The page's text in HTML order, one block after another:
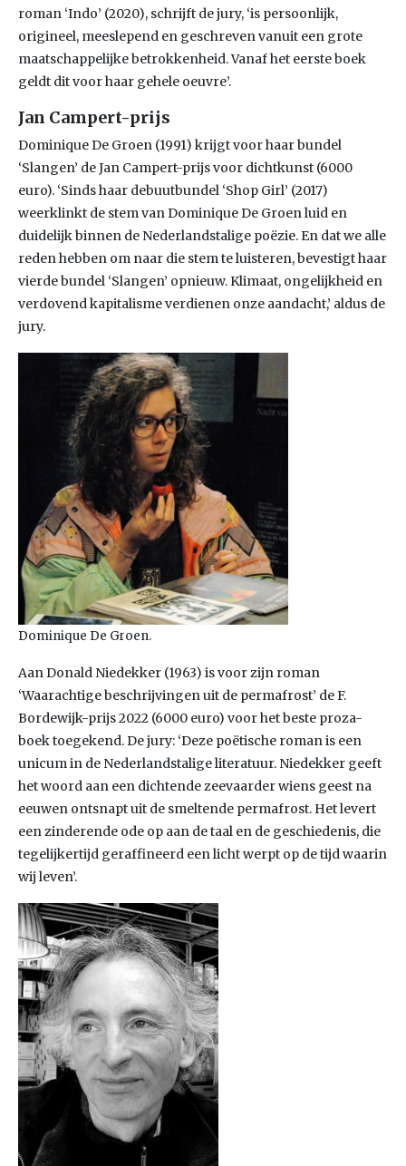
roman ‘Indo’ (2020), schrijft de jury, ‘is persoonlijk,
origineel, meeslepend en geschreven vanuit een grote
maatschappelijke betrokkenheid. Vanaf het eerste boek
geldt dit voor haar gehele oeuvre’.
Jan Campert-prijs
Dominique De Groen (1991) krijgt voor haar bundel
‘Slangen’ de Jan Campert-prijs voor dichtkunst (6000
euro). ‘Sinds haar debuutbundel ‘Shop Girl’ (2017)
weerklinkt de stem van Dominique De Groen luid en
duidelijk binnen de Nederlandstalige poëzie. En dat we alle
reden hebben om naar die stem te luisteren, bevestigt haar
vierde bundel ‘Slangen’ opnieuw. Klimaat, ongelijkheid en
verdovend kapitalisme verdienen onze aandacht,’ aldus de
jury.
Dominique De Groen.
Aan Donald Niedekker (1963) is voor zijn roman
‘Waarachtige beschrijvingen uit de permafrost’ de F.
Bordewijk-prijs 2022 (6000 euro) voor het beste proza-
boek toegekend. De jury: ‘Deze poëtische roman is een
unicum in de Nederlandstalige literatuur. Niedekker geeft
het woord aan een dichtende zeevaarder wiens geest na
eeuwen ontsnapt uit de smeltende permafrost. Het levert
een zinderende ode op aan de taal en de geschiedenis, die
tegelijkertijd geraffineerd een licht werpt op de tijd waarin
wij leven’.